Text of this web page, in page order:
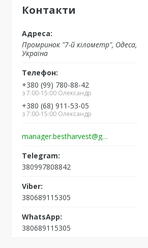
Контакти
Промринок "7-й кілометр", Одеса,
Україна
+380 (99) 780-88-42
з 7:00-15:00 Олександр
+380 (68) 911-53-05
з 7:00-15:00 Олександр
manager.bestharvest@gmail.com
380997808842
380689115305
380689115305